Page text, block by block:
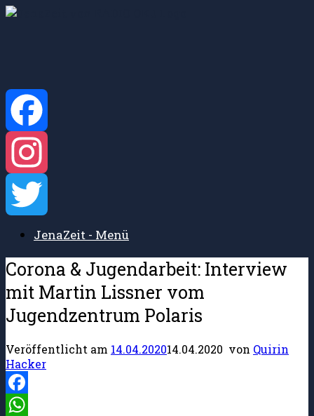
Zum
Facebook
Instagram
TwitterJenaZeit - Menü
Corona & Jugendarbeit: Interview
mit Martin Lissner vom
Jugendzentrum Polaris
Veröffentlicht am 14.04.202014.04.2020 von Quirin
Hacker
Facebook